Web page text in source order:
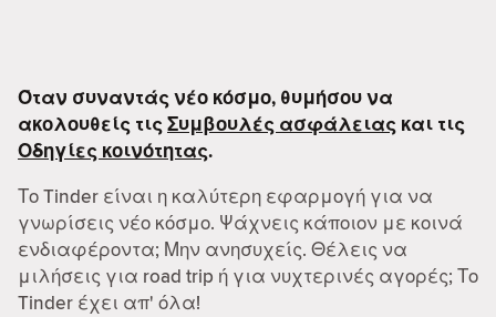
Όταν συναντάς νέο κόσμο, θυμήσου να
ακολουθείς τιςΣυμβουλές ασφάλειας και τις
Οδηγίες κοινότητας.
Το Tinder είναι η καλύτερη εφαρμογή για να
γνωρίσεις νέο κόσμο. Ψάχνεις κάποιον με κοινά
ενδιαφέροντα; Μην ανησυχείς. Θέλεις να
μιλήσεις για road trip ή για νυχτερινές αγορές; Το
Tinder έχει απ' όλα!